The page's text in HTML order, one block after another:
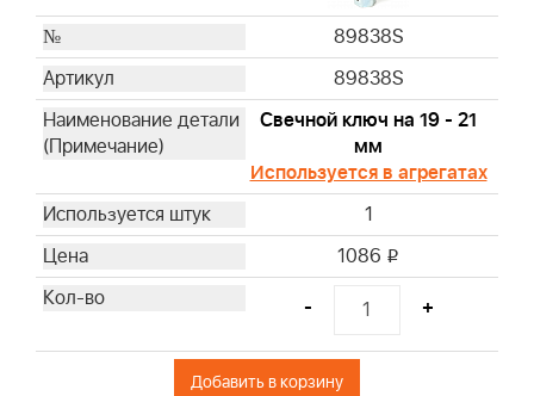
4142
4147
4153
4154
4166
4207
89838S
89838S
Свечной ключ на 19 - 21
мм
Используется в агрегатах
1
1086 i
- +
Добавить в корзину